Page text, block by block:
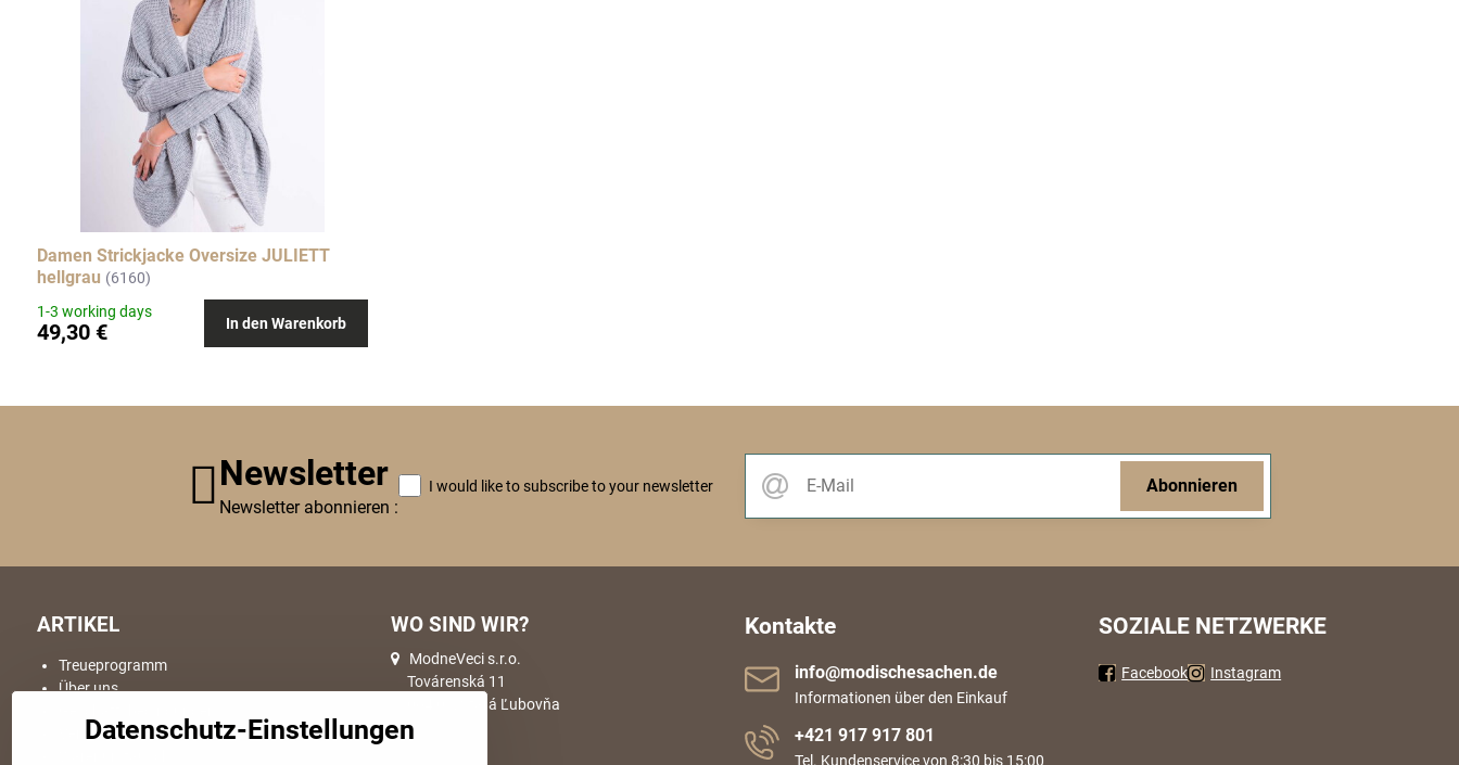
Damen Strickjacke Oversize JULIETT
hellgrau (6160)
1-3 working days
49,30 € In den Warenkorb
Newsletter
Newsletter abonnieren :
Abonnieren
I would like to subscribe to your newsletter
ARTIKEL
Treueprogramm
Über uns
Versand & Lieferung
WO SIND WIR?
ModneVeci s.r.o.
Továrenská 11
064 01, Stará Ľubovňa
Kontakte
info​@modischesachen​.de
Informationen über den Einkauf
+421 917 917 801
Tel. Kundenservice von 8:30 bis 15:00
SOZIALE NETZWERKE
Facebook Instagram
Datenschutz-Einstellungen